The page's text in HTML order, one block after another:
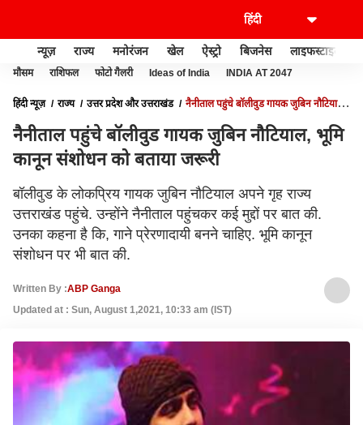
न्यूज़ राज्य मनोरंजन खेल ऐस्ट्रो बिजनेस लाइफस्टाइल
मौसम राशिफल फोटो गैलरी Ideas of India INDIA AT 2047
हिंदी न्यूज़ राज्य उत्तर प्रदेश और उत्तराखंड
नैनीताल पहुंचे बॉलीवुड गायक जुबिन नौटियाल,
नैनीताल पहुंचे बॉलीवुड गायक जुबिन नौटियाल, भूमि
कानून संशोधन को बताया जरूरी
बॉलीवुड के लोकप्रिय गायक जुबिन नौटियाल अपने गृह राज्य
उत्तराखंड पहुंचे. उन्होंने नैनीताल पहुंचकर कई मुद्दों पर बात की.
उनका कहना है कि, गाने प्रेरणादायी बनने चाहिए. भूमि कानून
संशोधन पर भी बात की.
Written By :ABP Ganga
Updated at : Sun, August 1,2021, 10:33 am (IST)